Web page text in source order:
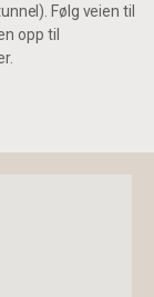
Følg veien til
opp til